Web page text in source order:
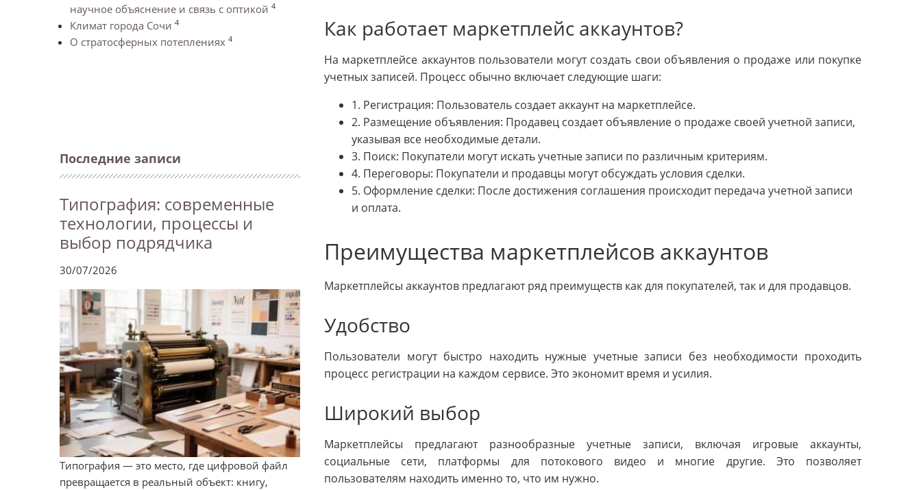
научное объяснение и связь с оптикой 4
Климат города Сочи 4
О стратосферных потеплениях 4
Последние записи
Типография: современные
технологии, процессы и
выбор подрядчика
30/07/2026
Типография — это место, где цифровой файл
превращается в реальный объект: книгу,
Как работает маркетплейс аккаунтов?
На маркетплейсе аккаунтов пользователи могут создать свои объявления о продаже или покупке
учетных записей. Процесс обычно включает следующие шаги:
1. Регистрация: Пользователь создает аккаунт на маркетплейсе.
2. Размещение объявления: Продавец создает объявление о продаже своей учетной записи,
указывая все необходимые детали.
3. Поиск: Покупатели могут искать учетные записи по различным критериям.
4. Переговоры: Покупатели и продавцы могут обсуждать условия сделки.
5. Оформление сделки: После достижения соглашения происходит передача учетной записи
и оплата.
Преимущества маркетплейсов аккаунтов
Маркетплейсы аккаунтов предлагают ряд преимуществ как для покупателей, так и для продавцов.
Удобство
Пользователи могут быстро находить нужные учетные записи без необходимости проходить
процесс регистрации на каждом сервисе. Это экономит время и усилия.
Широкий выбор
Маркетплейсы предлагают разнообразные учетные записи, включая игровые аккаунты,
социальные сети, платформы для потокового видео и многие другие. Это позволяет
пользователям находить именно то, что им нужно.